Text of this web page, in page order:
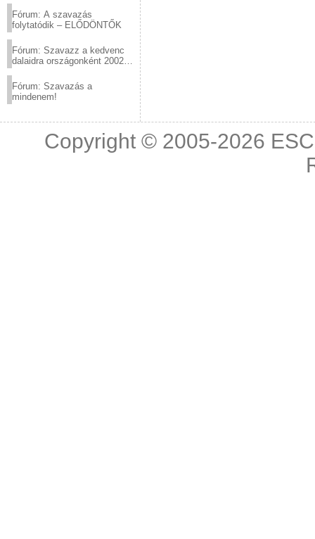
Fórum: A szavazás
folytatódik – ELŐDÖNTŐK
Fórum: Szavazz a kedvenc
dalaidra országonként 2002
Fórum: Szavazás a
mindenem!
Copyright © 2005-2026